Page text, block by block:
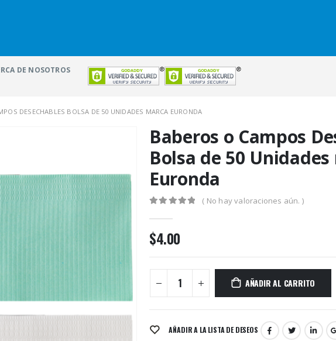
DE NOSOTROS
DESECHABLES BOLSA DE 50 UNIDADES MARCA EURONDA
Baberos o Campos
Bolsa de 50
Euronda
( No hay valoraciones aún. )
$4.00
AÑADIR AL CARRITO
AÑADIR A LA LISTA DE DESEOS